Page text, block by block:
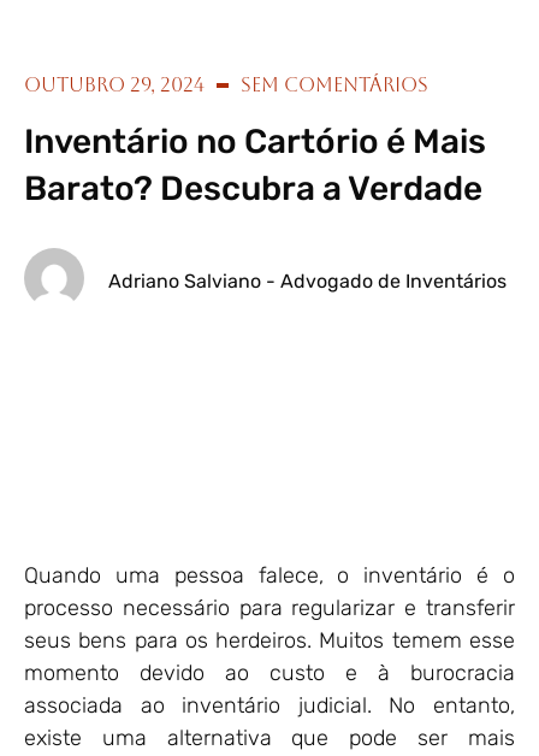
outubro 29, 2024 Sem Comentários
Inventário no Cartório é Mais
Barato? Descubra a Verdade
Adriano Salviano - Advogado de Inventários
Quando uma pessoa falece, o inventário é o
processo necessário para regularizar e transferir
seus bens para os herdeiros. Muitos temem esse
momento devido ao custo e à burocracia
associada ao inventário judicial. No entanto,
existe uma alternativa que pode ser mais